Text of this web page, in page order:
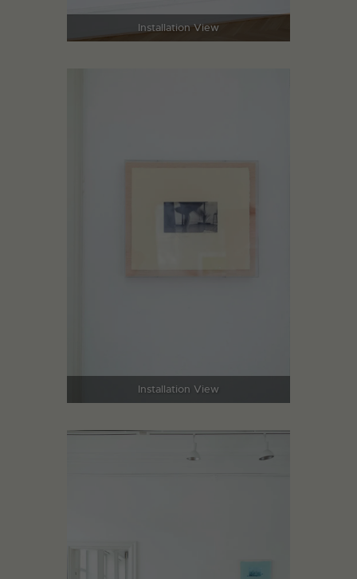
Installation View
Installation View